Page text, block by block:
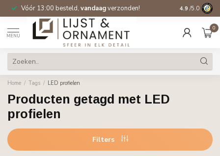
Vóór 13:00 besteld, vandaagverzonden! Gratis
4.9 /5.0
MENU
0
Home / Tags / LED profielen
Producten getagd met LED
profielen
Filters